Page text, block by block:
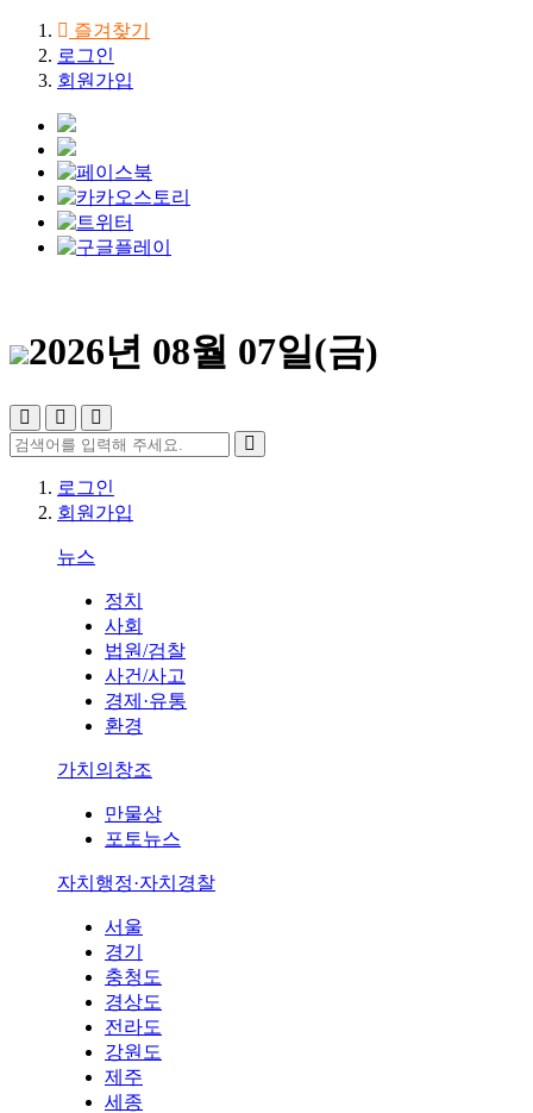
즐겨찾기
로그인
회원가입
2026년 08월 07일(금)
로그인
회원가입
뉴스
정치
사회
법원/검찰
사건/사고
경제·유통
환경
가치의창조
만물상
포토뉴스
자치행정·자치경찰
서울
경기
충청도
경상도
전라도
강원도
제주
세종